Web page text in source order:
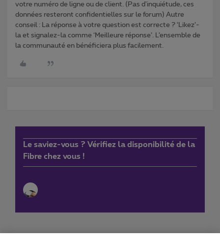
votre numéro de ligne ou de client. (Pas d'inquiétude, ces
données resteront confidentielles sur le forum) Autre
conseil : La réponse à votre question est correcte ? ‘Likez’-
la et signalez-la comme ‘Meilleure réponse’. L’ensemble de
la communauté en bénéficiera plus facilement.
Le saviez-vous ? Vérifiez la disponibilité de la
Fibre chez vous !